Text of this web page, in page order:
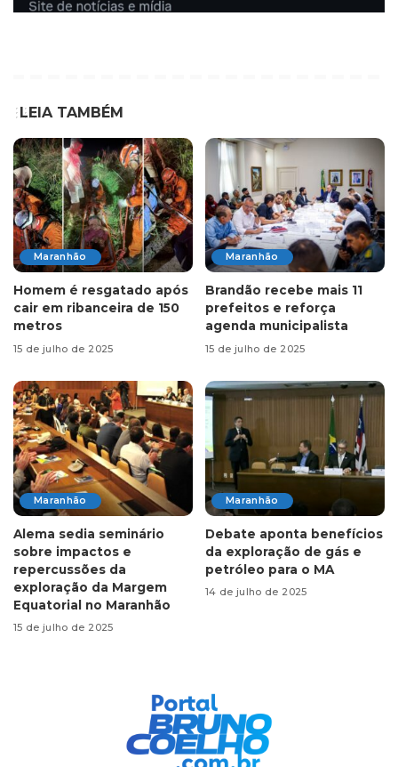
LEIA TAMBÉM
Maranhão
Homem é resgatado após
cair em ribanceira de 150
metros
15 de julho de 2025
Maranhão
Brandão recebe mais 11
prefeitos e reforça
agenda municipalista
15 de julho de 2025
Maranhão
Alema sedia seminário
sobre impactos e
repercussões da
exploração da Margem
Equatorial no Maranhão
15 de julho de 2025
Maranhão
Debate aponta benefícios
da exploração de gás e
petróleo para o MA
14 de julho de 2025